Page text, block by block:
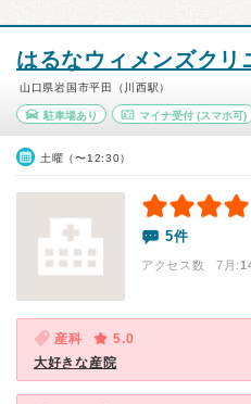
はるなウィメンズクリ
山口県岩国市平田（川西駅）
駐車場あり マイナ受付(スマホ可)
土曜（〜12:30）
5件
アクセス数 7月:
産科
5.0
大好きな産院